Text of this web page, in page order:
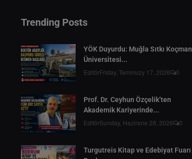
Trending Posts
YÖK Duyurdu: Muğla Sıtkı Koçman
Üniversitesi...
EditörFriday, Temmuzy 17, 2026 0
Prof. Dr. Ceyhun Özçelik’ten
Akademik Kariyerinde...
EditörSunday, Hazirane 28, 2026 0
Turgutreis Kitap ve Edebiyat Fuarı